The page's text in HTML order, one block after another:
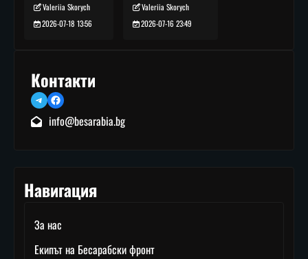
Valeriia Skorych
2026-07-18 13:56
Valeriia Skorych
2026-07-16 23:49
Контакти
TelegramFacebook
info@besarabia.bg
Навигация
За нас
Екипът на Бесарабски фронт